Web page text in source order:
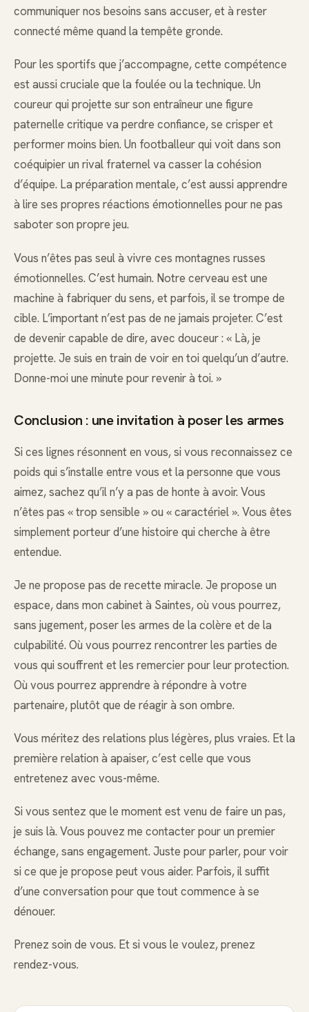
communiquer nos besoins sans accuser, et à rester
connecté même quand la tempête gronde.
Pour les sportifs que j’accompagne, cette compétence
est aussi cruciale que la foulée ou la technique. Un
coureur qui projette sur son entraîneur une figure
paternelle critique va perdre confiance, se crisper et
performer moins bien. Un footballeur qui voit dans son
coéquipier un rival fraternel va casser la cohésion
d’équipe. La préparation mentale, c’est aussi apprendre
à lire ses propres réactions émotionnelles pour ne pas
saboter son propre jeu.
Vous n’êtes pas seul à vivre ces montagnes russes
émotionnelles. C’est humain. Notre cerveau est une
machine à fabriquer du sens, et parfois, il se trompe de
cible. L’important n’est pas de ne jamais projeter. C’est
de devenir capable de dire, avec douceur : « Là, je
projette. Je suis en train de voir en toi quelqu’un d’autre.
Donne-moi une minute pour revenir à toi. »
Conclusion : une invitation à poser les armes
Si ces lignes résonnent en vous, si vous reconnaissez ce
poids qui s’installe entre vous et la personne que vous
aimez, sachez qu’il n’y a pas de honte à avoir. Vous
n’êtes pas « trop sensible » ou « caractériel ». Vous êtes
simplement porteur d’une histoire qui cherche à être
entendue.
Je ne propose pas de recette miracle. Je propose un
espace, dans mon cabinet à Saintes, où vous pourrez,
sans jugement, poser les armes de la colère et de la
culpabilité. Où vous pourrez rencontrer les parties de
vous qui souffrent et les remercier pour leur protection.
Où vous pourrez apprendre à répondre à votre
partenaire, plutôt que de réagir à son ombre.
Vous méritez des relations plus légères, plus vraies. Et la
première relation à apaiser, c’est celle que vous
entretenez avec vous-même.
Si vous sentez que le moment est venu de faire un pas,
je suis là. Vous pouvez me contacter pour un premier
échange, sans engagement. Juste pour parler, pour voir
si ce que je propose peut vous aider. Parfois, il suffit
d’une conversation pour que tout commence à se
dénouer.
Prenez soin de vous. Et si vous le voulez, prenez
rendez-vous.